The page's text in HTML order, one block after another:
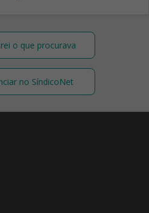
o que procurava
no SíndicoNet